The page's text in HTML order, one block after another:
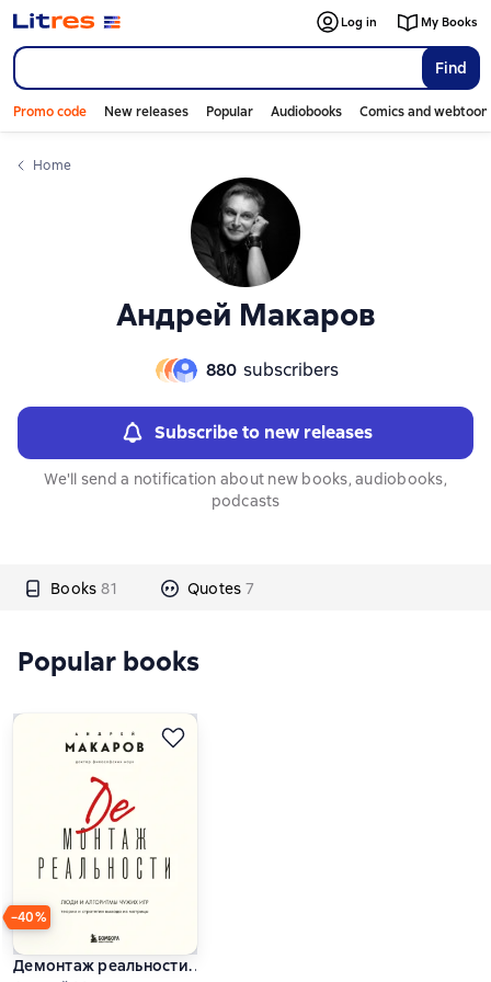
Find
Log in My Books
Promo code New releases Popular Audiobooks Comics and
Home
Андрей Макаров
880 subscribers
Subscribe to new releases
We'll send a notification about new books, audiobooks,
podcasts
Books 81 Quotes 7
Слайдер с книгами
Popular books
−40%
Демонтаж реальности. Люди и алгоритмы чужих игр.
Слайдер с книгами